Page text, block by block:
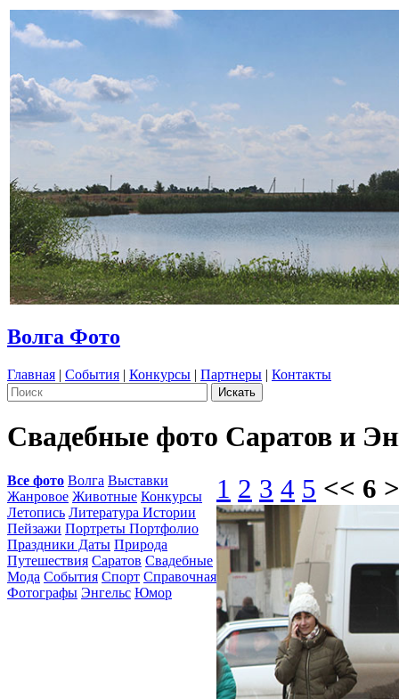
Волга Фото
Главная | События | Конкурсы | Партнеры | Контакты
Свадебные фото Саратов и
Все фото Волга Выставки
Жанровое Животные Конкурсы
Летопись Литература Истории
Пейзажи Портреты Портфолио
Праздники Даты Природа
Путешествия Саратов Свадебные
Мода События Спорт Справочная
Фотографы Энгельс Юмор
1 2 3 4 5 << 6